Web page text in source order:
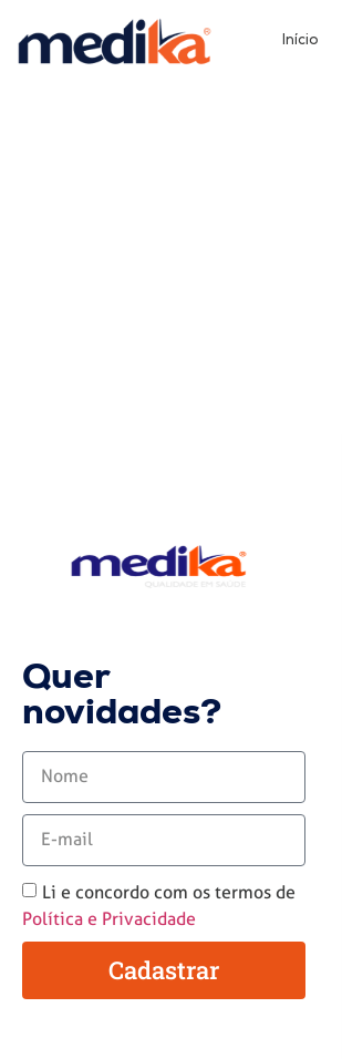
Início
Quer
novidades?
Li e concordo com os termos de
Política e Privacidade
Cadastrar